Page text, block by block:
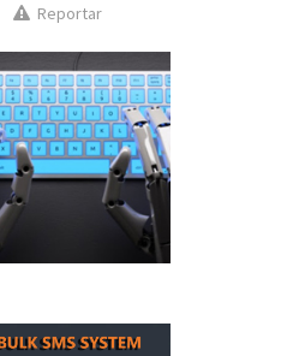
Reportar